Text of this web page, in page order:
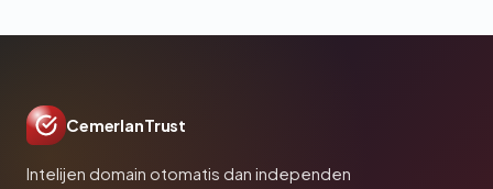
CemerlanTrust
Intelijen domain otomatis dan independen